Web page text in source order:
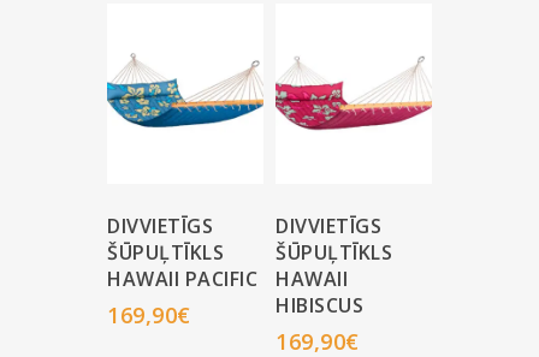
DIVVIETĪGS
ŠŪPUĻTĪKLS
HAWAII PACIFIC
169,90€
DIVVIETĪGS
ŠŪPUĻTĪKLS
HAWAII
HIBISCUS
169,90€